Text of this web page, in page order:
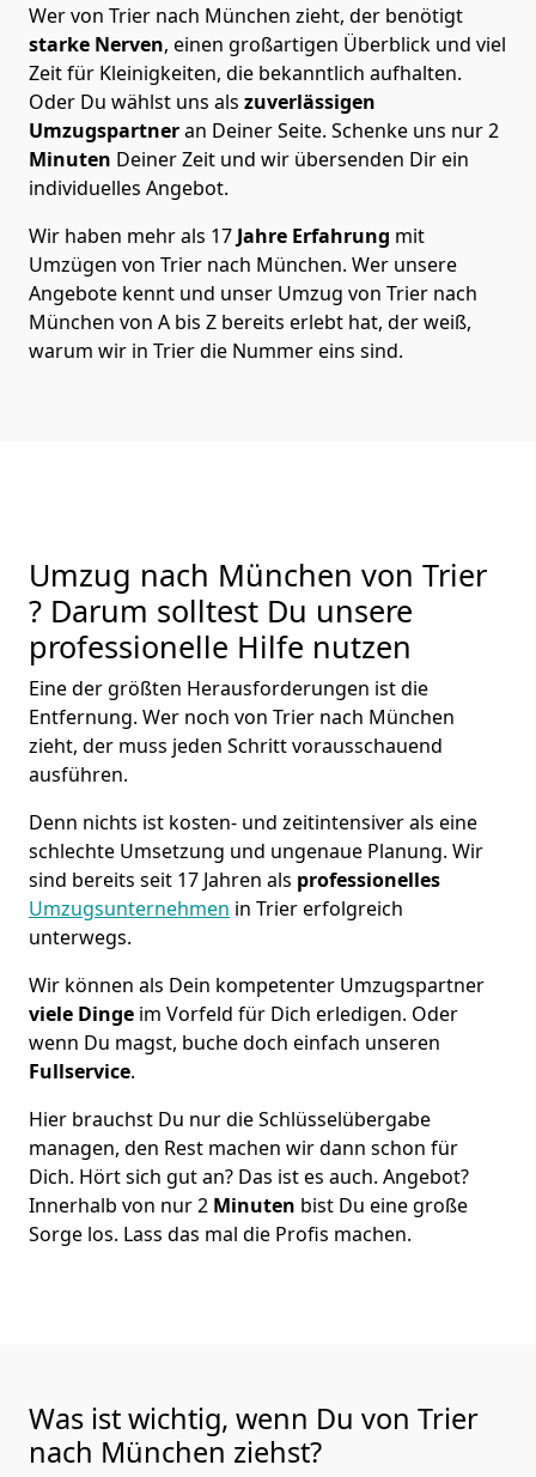
Wer von Trier nach München zieht, der benötigt
starke Nerven, einen großartigen Überblick und viel
Zeit für Kleinigkeiten, die bekanntlich aufhalten.
Oder Du wählst uns als zuverlässigen
Umzugspartneran Deiner Seite. Schenke uns nur2
Minuten Deiner Zeit und wir übersenden Dir ein
individuelles Angebot.
Wir haben mehr als 17 Jahre Erfahrung mit
Umzügen von Trier nach München. Wer unsere
Angebote kennt und unser Umzug von Trier nach
München von A bis Z bereits erlebt hat, der weiß,
warum wir in Trier die Nummer eins sind.
Umzug nach München von Trier
? Darum solltest Du unsere
professionelle Hilfe nutzen
Eine der größten Herausforderungen ist die
Entfernung. Wer noch von Trier nach München
zieht, der muss jeden Schritt vorausschauend
ausführen.
Denn nichts ist kosten- und zeitintensiver als eine
schlechte Umsetzung und ungenaue Planung. Wir
sind bereits seit 17 Jahren als professionelles
Umzugsunternehmen in Trier erfolgreich
unterwegs.
Wir können als Dein kompetenter Umzugspartner
viele Dinge im Vorfeld für Dich erledigen. Oder
wenn Du magst, buche doch einfach unseren
Fullservice.
Hier brauchst Du nur die Schlüsselübergabe
managen, den Rest machen wir dann schon für
Dich. Hört sich gut an? Das ist es auch. Angebot?
Innerhalb von nur 2 Minuten bist Du eine große
Sorge los. Lass das mal die Profis machen.
Was ist wichtig, wenn Du von Trier
nach München ziehst?